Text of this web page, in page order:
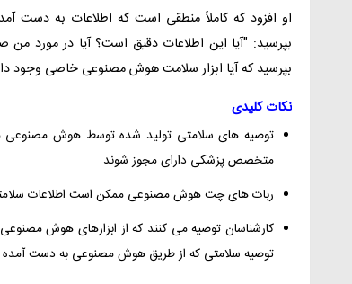
او افزود که کاملاً منطقی است که اطلاعات به دست
بپرسید: "آیا این اطلاعات دقیق است؟ آیا در مورد
بپرسید که آیا ابزار سلامت هوش مصنوعی خاصی وجود
نکات کلیدی
توصیه های سلامتی تولید شده توسط هوش مصنوعی
متخصص پزشکی دارای مجوز شوند.
ربات های چت هوش مصنوعی ممکن است اطلاعات سلامتی
کارشناسان توصیه می کنند که از ابزارهای هوش
توصیه سلامتی که از طریق هوش مصنوعی به دست آمده